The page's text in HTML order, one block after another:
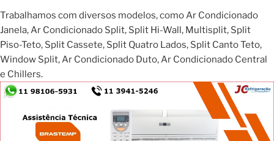
Trabalhamos com diversos modelos, como Ar Condicionado
Janela, Ar Condicionado Split, Split Hi-Wall, Multisplit, Split
Piso-Teto, Split Cassete, Split Quatro Lados, Split Canto Teto,
Window Split, Ar Condicionado Duto, Ar Condicionado Central
e Chillers.